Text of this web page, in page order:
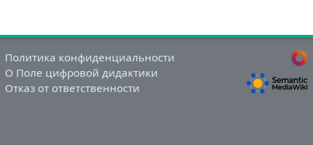
Политика конфиденциальности
О Поле цифровой дидактики
Отказ от ответственности